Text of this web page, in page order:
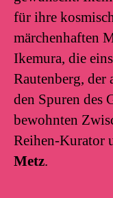
für ihre
märchenhaften
Ikemura, die
Rautenberg,
den Spuren des
bewohnten
Reihen-Kurator
Metz.